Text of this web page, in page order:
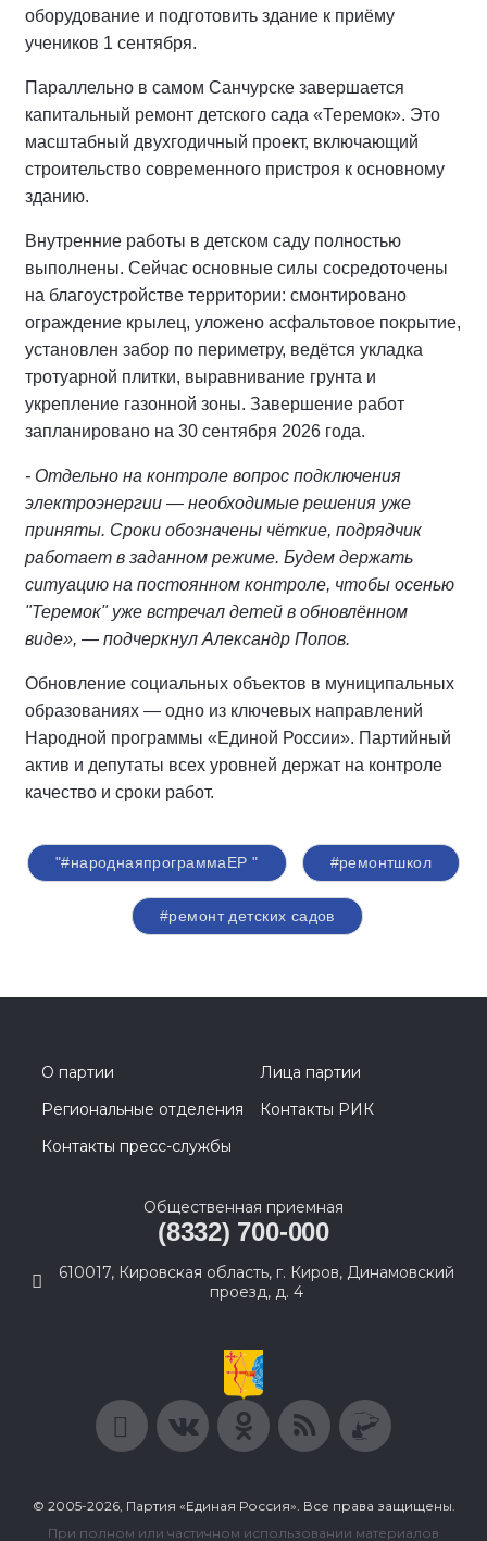
оборудование и подготовить здание к приёму
учеников 1 сентября.
Параллельно в самом Санчурске завершается
капитальный ремонт детского сада «Теремок». Это
масштабный двухгодичный проект, включающий
строительство современного пристроя к основному
зданию.
Внутренние работы в детском саду полностью
выполнены. Сейчас основные силы сосредоточены
на благоустройстве территории: смонтировано
ограждение крылец, уложено асфальтовое покрытие,
установлен забор по периметру, ведётся укладка
тротуарной плитки, выравнивание грунта и
укрепление газонной зоны. Завершение работ
запланировано на 30 сентября 2026 года.
- Отдельно на контроле вопрос подключения
электроэнергии — необходимые решения уже
приняты. Сроки обозначены чёткие, подрядчик
работает в заданном режиме. Будем держать
ситуацию на постоянном контроле, чтобы осенью
"Теремок" уже встречал детей в обновлённом
виде», — подчеркнул Александр Попов.
Обновление социальных объектов в муниципальных
образованиях — одно из ключевых направлений
Народной программы «Единой России». Партийный
актив и депутаты всех уровней держат на контроле
качество и сроки работ.
"#народнаяпрограммаЕР " #ремонтшкол
#ремонт детских садов
О партии
Лица партии
Региональные отделения
Контакты РИК
Контакты пресс-службы
Общественная приемная
(8332) 700-000
610017, Кировская область, г. Киров, Динамовский
проезд, д. 4
© 2005-2026, Партия «Единая Россия». Все права защищены.
При полном или частичном использовании материалов